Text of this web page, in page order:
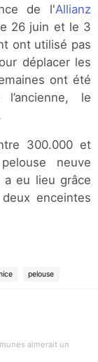
de l'Allianz
26 juin et le 3
ont utilisé pas
déplacer les
ont été
le
300.000 et
neuve
eu lieu grâce
enceintes
pelouse
aimerait un